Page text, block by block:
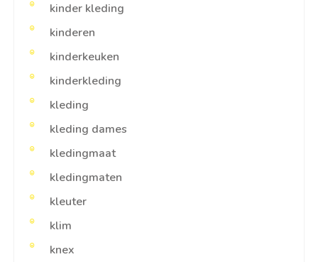
kinder kleding
kinderen
kinderkeuken
kinderkleding
kleding
kleding dames
kledingmaat
kledingmaten
kleuter
klim
knex